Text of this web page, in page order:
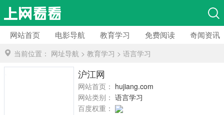
网站首页 电影导航 教育学习 免费阅读 奇闻资讯
当前位置： 网址导航 > 教育学习 > 语言学习
沪江网
网站首页： hujiang.com
网站类别： 语言学习
百度权重：